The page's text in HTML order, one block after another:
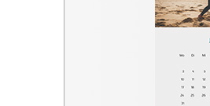
Hoch- oder
Spiralbindung
13 Seiten
Startmonat und -
zahlreiche
unterschiedliche